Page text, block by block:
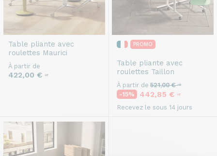
Table pliante avec
roulettes Maurici
À partir de
422,00 € HT
PROMO
Table pliante avec
roulettes Taillon
À partir de 521,00 €HT
-15% 442,85 € HT
Recevez le sous 14 jours